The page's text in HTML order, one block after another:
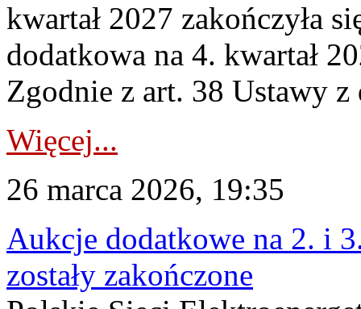
kwartał 2027 zakończyła
dodatkowa na 4. kwartał
Zgodnie z art. 38 Ustawy
Więcej...
26 marca 2026, 19:35
Aukcje dodatkowe na 2. i
zostały zakończone